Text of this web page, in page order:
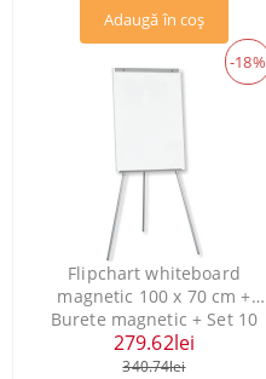
Flipchart whiteboard
magnetic 100 x 70 cm +
Burete magnetic + Set 10
magneti
-18%
279.62lei
340.74lei